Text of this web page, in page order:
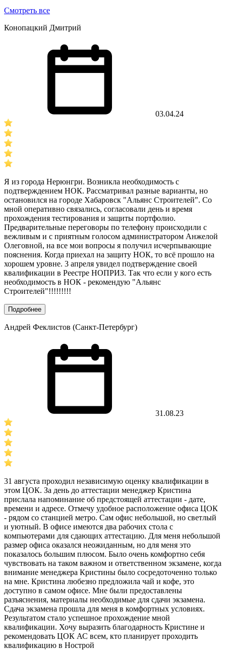
Смотреть все
Конопацкий Дмитрий
03.04.24
Я из города Нерюнгри. Возникла необходимость с
подтверждением НОК. Рассматривал разные варианты, но
остановился на городе Хабаровск "Альянс Строителей". Со
мной оперативно связались, согласовали день и время
прохождения тестирования и защиты портфолио.
Предварительные переговоры по телефону происходили с
вежливым и с приятным голосом администратором Анжелой
Олеговной, на все мои вопросы я получил исчерпывающие
пояснения. Когда приехал на защиту НОК, то всё прошло на
хорошем уровне. 3 апреля увидел подтверждение своей
квалификации в Реестре НОПРИЗ. Так что если у кого есть
необходимость в НОК - рекомендую "Альянс
Строителей"!!!!!!!!!
Подробнее
Андрей Феклистов (Санкт-Петербург)
31.08.23
31 августа проходил независимую оценку квалификации в
этом ЦОК. За день до аттестации менеджер Кристина
прислала напоминание об предстоящей аттестации - дате,
времени и адресе. Отмечу удобное расположение офиса ЦОК
- рядом со станцией метро. Сам офис небольшой, но светлый
и уютный. В офисе имеются два рабочих стола с
компьютерами для сдающих аттестацию. Для меня небольшой
размер офиса оказался неожиданным, но для меня это
показалось большим плюсом. Было очень комфортно себя
чувствовать на таком важном и ответственном экзамене, когда
внимание менеджера Кристины было сосредоточенно только
на мне. Кристина любезно предложила чай и кофе, это
доступно в самом офисе. Мне были предоставлены
разъяснения, материалы необходимые для сдачи экзамена.
Сдача экзамена прошла для меня в комфортных условиях.
Результатом стало успешное прохождение мной
квалификации. Хочу выразить благодарность Кристине и
рекомендовать ЦОК АС всем, кто планирует проходить
квалификацию в Нострой